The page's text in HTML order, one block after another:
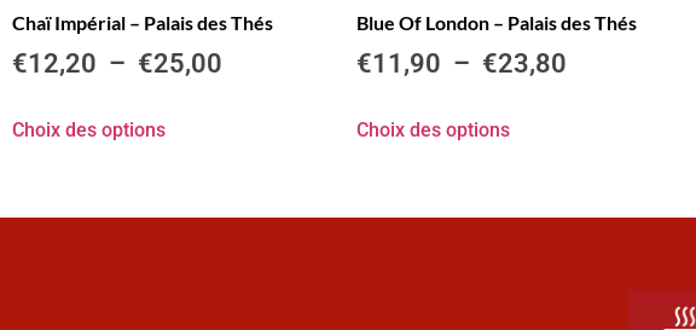
Chaï Impérial – Palais des Thés
€12,20 – €25,00
Choix des options
Blue Of London – Palais des Thés
€11,90 – €23,80
Choix des options